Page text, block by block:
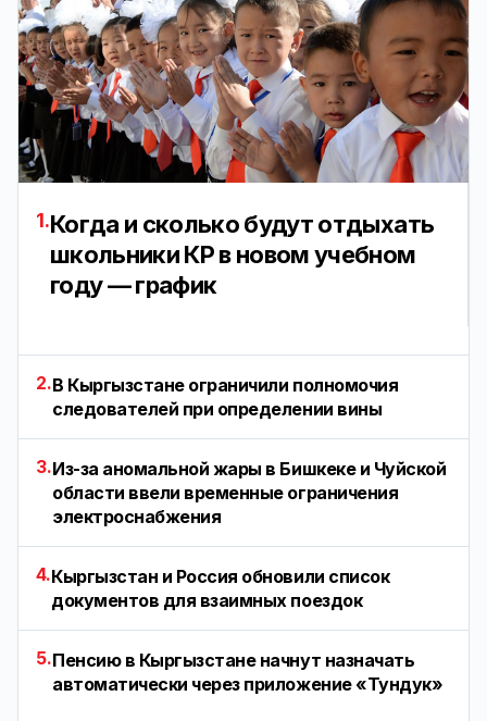
1.Когда и сколько будут отдыхать
школьники КР в новом учебном
году — график
2.В Кыргызстане ограничили полномочия
следователей при определении вины
3.Из-за аномальной жары в Бишкеке и Чуйской
области ввели временные ограничения
электроснабжения
4.Кыргызстан и Россия обновили список
документов для взаимных поездок
5.Пенсию в Кыргызстане начнут назначать
автоматически через приложение «Тундук»